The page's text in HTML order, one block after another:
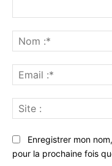
Enregistrer mon
pour la prochaine fois